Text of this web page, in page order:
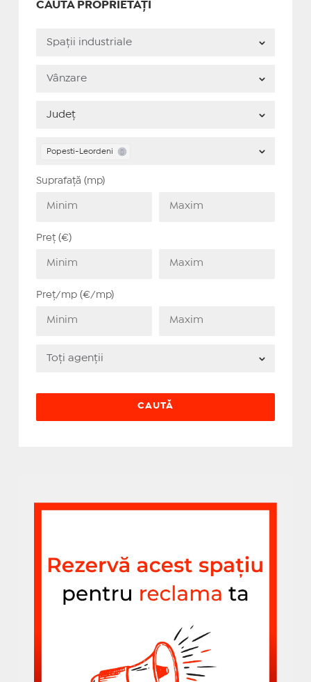
CAUTĂ PROPRIETĂȚI
Popesti-Leordeni
Suprafață (mp)
Preț (€)
Preț/mp (€/mp)